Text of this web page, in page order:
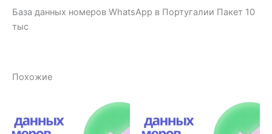
База данных номеров WhatsApp в Португалии Пакет 10
тыс
Похожие